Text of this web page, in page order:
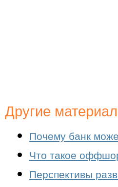
Другие
Почему банк
Что такое
Перспективы